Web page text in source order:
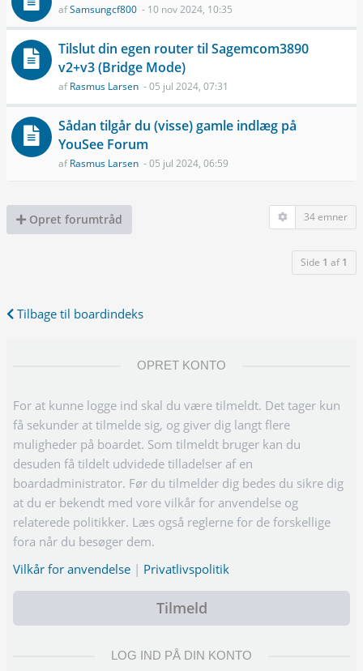
afSamsungcf800 - 10 nov 2024, 10:35
Tilslut din egen router til Sagemcom3890
v2+v3 (Bridge Mode)
afRasmus Larsen - 05 jul 2024, 07:31
Sådan tilgår du (visse) gamle indlæg på
YouSee Forum
afRasmus Larsen - 05 jul 2024, 06:59
Opret forumtråd 34 emner
Side 1 af1
Tilbage til boardindeks
OPRET KONTO
For at kunne logge ind skal du være tilmeldt. Det tager kun
få sekunder at tilmelde sig, og giver dig langt flere
muligheder på boardet. Som tilmeldt bruger kan du
desuden få tildelt udvidede tilladelser af en
boardadministrator. Før du tilmelder dig bedes du sikre dig
at du er bekendt med vore vilkår for anvendelse og
relaterede politikker. Læs også reglerne for de forskellige
fora når du besøger dem.
Vilkår for anvendelse | Privatlivspolitik
Tilmeld
LOG IND PÅ DIN KONTO